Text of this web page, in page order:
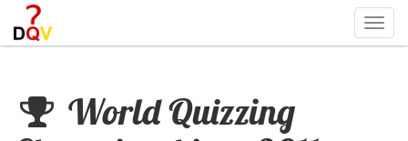
World Quizzing